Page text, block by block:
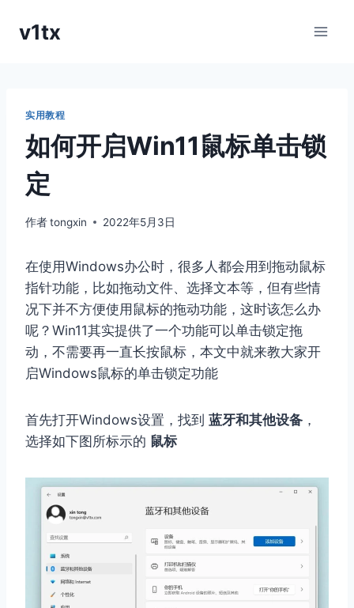
v1tx
实用教程
如何开启Win11鼠标单击锁
定
作者tongxin 2022年5月3日
在使用Windows办公时，很多人都会用到拖动鼠标
指针功能，比如拖动文件、选择文本等，但有些情
况下并不方便使用鼠标的拖动功能，这时该怎么办
呢？Win11其实提供了一个功能可以单击锁定拖
动，不需要再一直长按鼠标，本文中就来教大家开
启Windows鼠标的单击锁定功能
首先打开Windows设置，找到 蓝牙和其他设备 ，
选择如下图所标示的 鼠标